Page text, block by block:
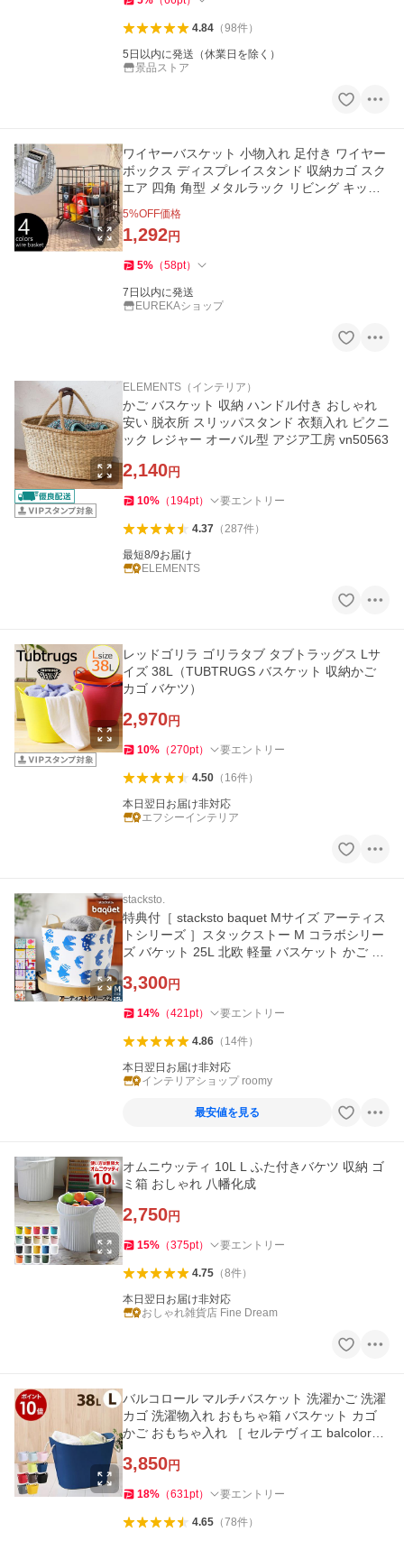
4.84（98件）
5日以内に発送（休業日を除く）
景品ストア
ワイヤーバスケット 小物入れ 足付き ワイヤー
ボックス ディスプレイスタンド 収納カゴ スク
エア 四角 角型 メタルラック リビング キッチ
5%OFF価格
1,292円
5% （58pt）
7日以内に発送
EUREKAショップ
ELEMENTS（インテリア）
かご バスケット 収納 ハンドル付き おしゃれ
安い 脱衣所 スリッパスタンド 衣類入れ ピクニ
ック レジャー オーバル型 アジア工房 vn50563
2,140円
10% （ 194pt） 要エントリー
4.37（287件）
最短8/9お届け
ELEMENTS
レッドゴリラ ゴリラタブ タブトラッグス Lサ
イズ 38L（TUBTRUGS バスケット 収納かご
カゴ バケツ）
2,970円
10% （270pt） 要エントリー
4.50（ 16件）
本日翌日お届け非対応
エフシーインテリア
stacksto.
特典付［ stacksto baquet Mサイズ アーティス
トシリーズ ］スタックストー M コラボシリー
ズ バケット 25L 北欧 軽量 バスケット かご 洗
3,300円
14% （421pt） 要エントリー
4.86（ 14件）
本日翌日お届け非対応
インテリアショップ roomy
最安値を見る
オムニウッティ 10L L ふた付きバケツ 収納 ゴ
ミ箱 おしゃれ 八幡化成
2,750円
15% （375pt） 要エントリー
4.75（8件）
本日翌日お届け非対応
おしゃれ雑貨店 Fine Dream
バルコロール マルチバスケット 洗濯かご 洗濯
カゴ 洗濯物入れ おもちゃ箱 バスケット カゴ
かご おもちゃ入れ ［ セルテヴィエ balcolore L
3,850円
18% （631pt） 要エントリー
4.65（78件）